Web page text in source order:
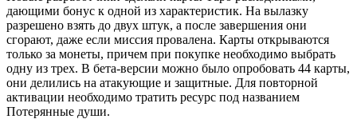
дающими бонус к одной из характеристик. На вылазку
разрешено взять до двух штук, а после завершения они
сгорают, даже если миссия провалена. Карты открываются
только за монеты, причем при покупке необходимо выбрать
одну из трех. В бета-версии можно было опробовать 44 карты,
они делились на атакующие и защитные. Для повторной
активации необходимо тратить ресурс под названием
Потерянные души.